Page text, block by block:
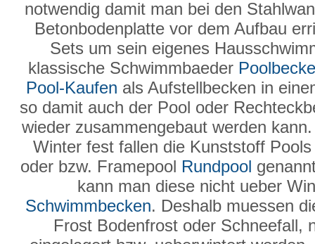
notwendig damit man bei den
Betonbodenplatte vor dem Aufbau
Sets um sein eigenes
klassische Schwimmbaeder
Pool-Kaufen als Aufstellbecken in
so damit auch der Pool oder
wieder zusammengebaut werden
Winter fest fallen die Kunststoff
oder bzw. Framepool Rundpool
kann man diese nicht ueber
Schwimmbecken. Deshalb muessen
Frost Bodenfrost oder Schneefall,